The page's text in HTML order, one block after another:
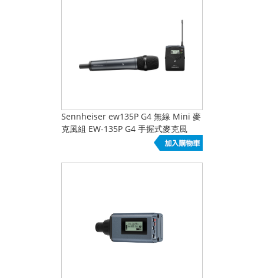
Sennheiser ew135P G4 無線 Mini 麥
克風組 EW-135P G4 手握式麥克風